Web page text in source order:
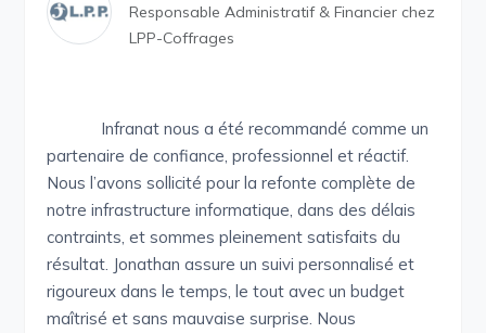
Responsable Administratif & Financier chez
LPP-Coffrages
Infranat nous a été recommandé comme un
partenaire de confiance, professionnel et réactif.
Nous l’avons sollicité pour la refonte complète de
notre infrastructure informatique, dans des délais
contraints, et sommes pleinement satisfaits du
résultat. Jonathan assure un suivi personnalisé et
rigoureux dans le temps, le tout avec un budget
maîtrisé et sans mauvaise surprise. Nous